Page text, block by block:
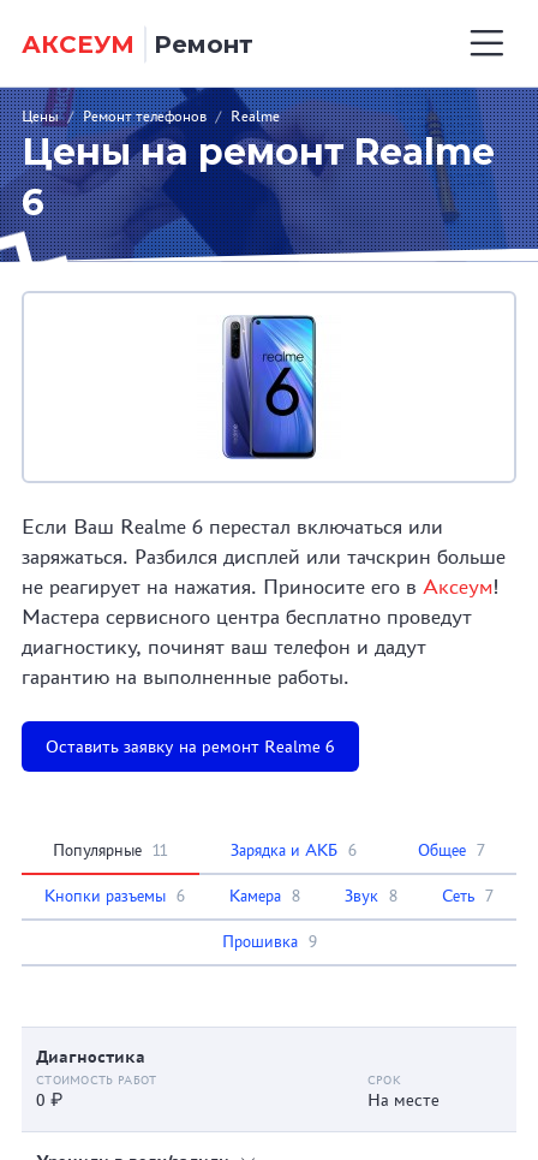
АКСЕУМ Ремонт
Цены / Ремонт телефонов / Realme
Цены на ремонт Realme
6
Если Ваш Realme 6 перестал включаться или
заряжаться. Разбился дисплей или тачскрин больше
не реагирует на нажатия. Приносите его в Аксеум!
Мастера сервисного центра бесплатно проведут
диагностику, починят ваш телефон и дадут
гарантию на выполненные работы.
Оставить заявку на ремонт Realme 6
Популярные 11 Зарядка и АКБ 6 Общее 7
Кнопки разъемы 6 Камера 8 Звук 8 Сеть 7
Прошивка 9
Диагностика
0 ₽ На месте